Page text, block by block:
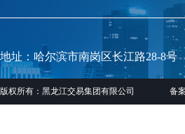
地址：哈尔滨市南岗区长江路28-8号
版权所有：黑龙江交易集团有限公司 备